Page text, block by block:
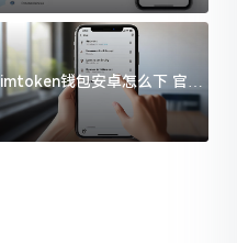
imtoken钱包安卓怎么下 官方
渠道避坑指南